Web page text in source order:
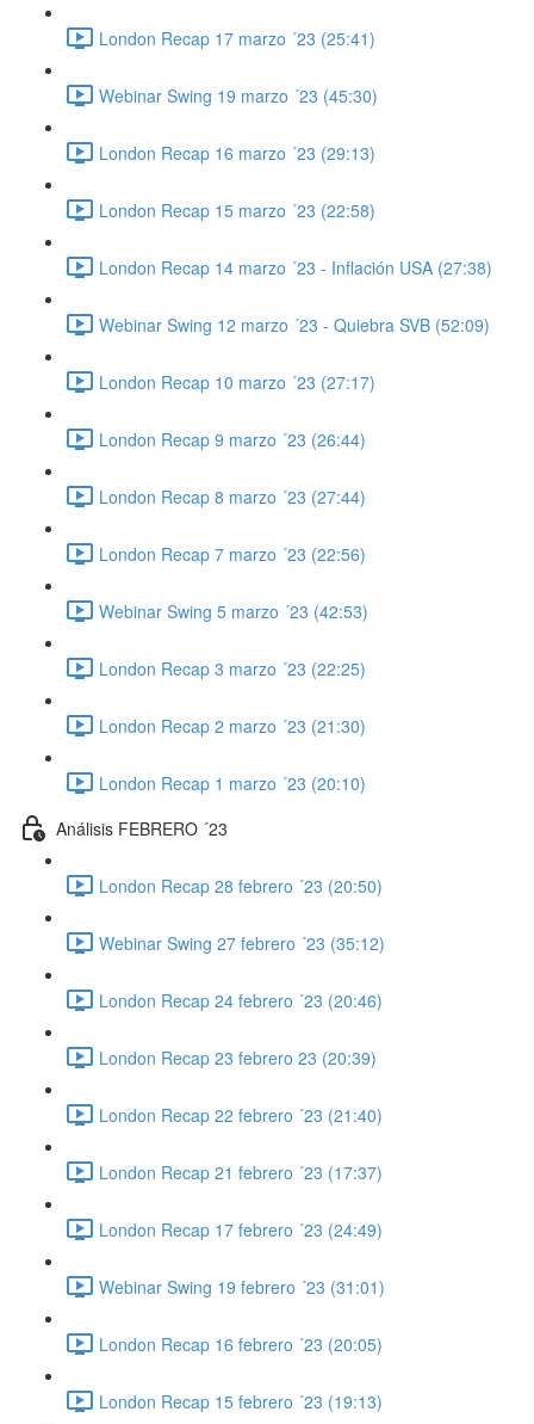
London Recap 17 marzo ´23 (25:41)
Webinar Swing 19 marzo ´23 (45:30)
London Recap 16 marzo ´23 (29:13)
London Recap 15 marzo ´23 (22:58)
London Recap 14 marzo ´23 - Inflación USA (27:38)
Webinar Swing 12 marzo ´23 - Quiebra SVB (52:09)
London Recap 10 marzo ´23 (27:17)
London Recap 9 marzo ´23 (26:44)
London Recap 8 marzo ´23 (27:44)
London Recap 7 marzo ´23 (22:56)
Webinar Swing 5 marzo ´23 (42:53)
London Recap 3 marzo ´23 (22:25)
London Recap 2 marzo ´23 (21:30)
London Recap 1 marzo ´23 (20:10)
Análisis FEBRERO ´23
London Recap 28 febrero ´23 (20:50)
Webinar Swing 27 febrero ´23 (35:12)
London Recap 24 febrero ´23 (20:46)
London Recap 23 febrero 23 (20:39)
London Recap 22 febrero ´23 (21:40)
London Recap 21 febrero ´23 (17:37)
London Recap 17 febrero ´23 (24:49)
Webinar Swing 19 febrero ´23 (31:01)
London Recap 16 febrero ´23 (20:05)
London Recap 15 febrero ´23 (19:13)